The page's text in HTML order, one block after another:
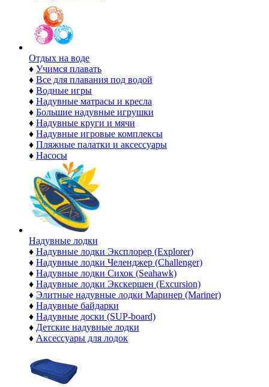
Отдых на воде
♦ Учимся плавать
♦ Все для плавания под водой
♦ Водные игры
♦ Надувные матрасы и кресла
♦ Большие надувные игрушки
♦ Надувные круги и мячи
♦ Надувные игровые комплексы
♦ Пляжные палатки и аксессуары
♦ Насосы
Надувные лодки
♦ Надувные лодки Эксплорер (Explorer)
♦ Надувные лодки Челенджер (Challenger)
♦ Надувные лодки Сихок (Seahawk)
♦ Надувные лодки Экскершен (Excursion)
♦ Элитные надувные лодки Маринер (Mariner)
♦ Надувные байдарки
♦ Надувные доски (SUP-board)
♦ Детские надувные лодки
♦ Аксессуары для лодок